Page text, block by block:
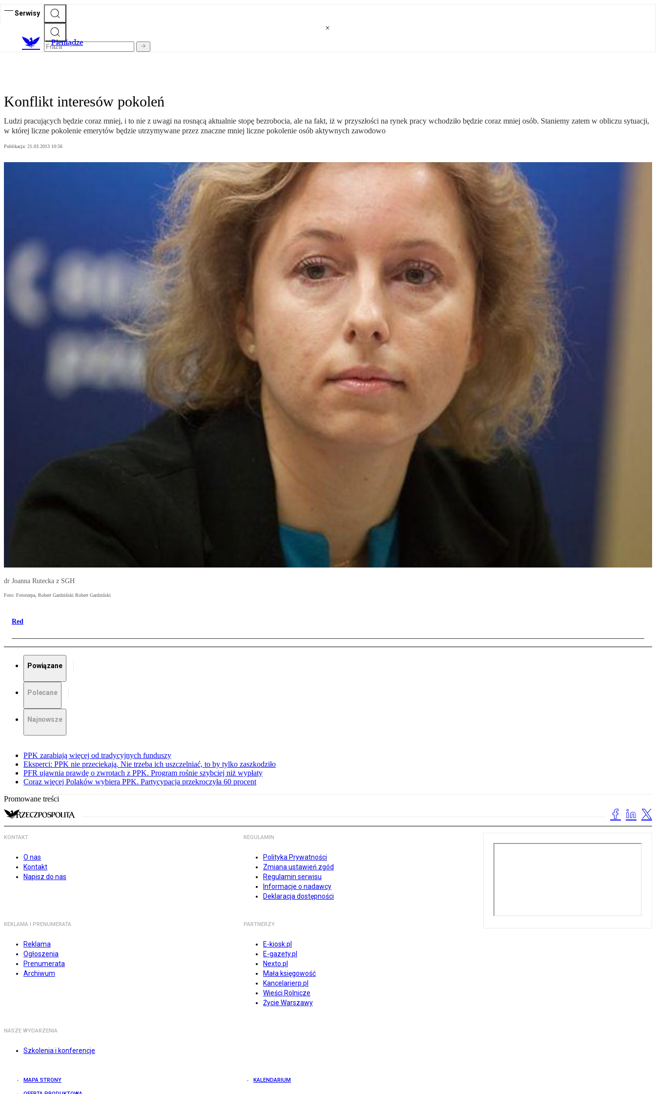
Serwisy
Pieniądze
Konflikt interesów pokoleń
Ludzi pracujących będzie coraz mniej, i to nie z uwagi na rosnącą aktualnie stopę bezrobocia, ale na fakt, iż w przyszłości na rynek pracy wchodziło będzie coraz mniej osób. Staniemy zatem w obliczu sytuacji,
w której liczne pokolenie emerytów będzie utrzymywane przez znaczne mniej liczne pokolenie osób aktywnych zawodowo
Publikacja: 21.03.2013 10:56
dr Joanna Rutecka z SGH
Foto: Fotorzepa, Robert Gardziński Robert Gardziński
Red
Powiązane
Polecane
Najnowsze
PPK zarabiają więcej od tradycyjnych funduszy
Eksperci: PPK nie przeciekają. Nie trzeba ich uszczelniać, to by tylko zaszkodziło
PFR ujawnia prawdę o zwrotach z PPK. Program rośnie szybciej niż wypłaty
Coraz więcej Polaków wybiera PPK. Partycypacja przekroczyła 60 procent
Promowane treści
KONTAKT
O nas
Kontakt
Napisz do nas
REGULAMIN
Polityka Prywatności
Zmiana ustawień zgód
Regulamin serwisu
Informacje o nadawcy
Deklaracja dostępności
REKLAMA I PRENUMERATA
Reklama
Ogłoszenia
Prenumerata
Archiwum
PARTNERZY
E-kiosk.pl
E-gazety.pl
Nexto.pl
Mała księgowość
Kancelarierp.pl
Wieści Rolnicze
Życie Warszawy
NASZE WYDARZENIA
Szkolenia i konferencje
MAPA STRONY KALENDARIUM